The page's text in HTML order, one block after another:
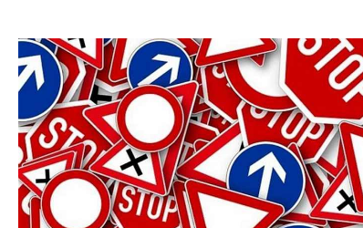
riduzione
dell’imposta
sul
reddito
delle
persone
fisiche
e
delle
addizionali
regionali